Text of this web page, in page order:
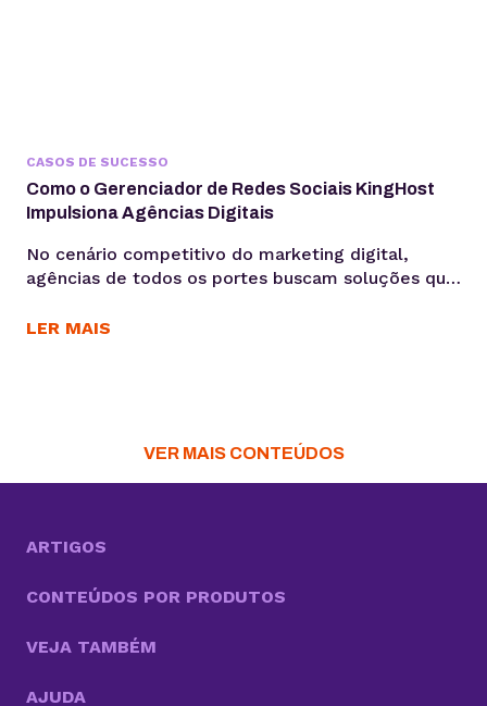
CASOS DE SUCESSO
Como o Gerenciador de Redes Sociais KingHost
Impulsiona Agências Digitais
No cenário competitivo do marketing digital,
agências de todos os portes buscam soluções que
entreguem resultados consistentes aos seus
LER MAIS
VER MAIS CONTEÚDOS
ARTIGOS
CONTEÚDOS POR PRODUTOS
VEJA TAMBÉM
AJUDA